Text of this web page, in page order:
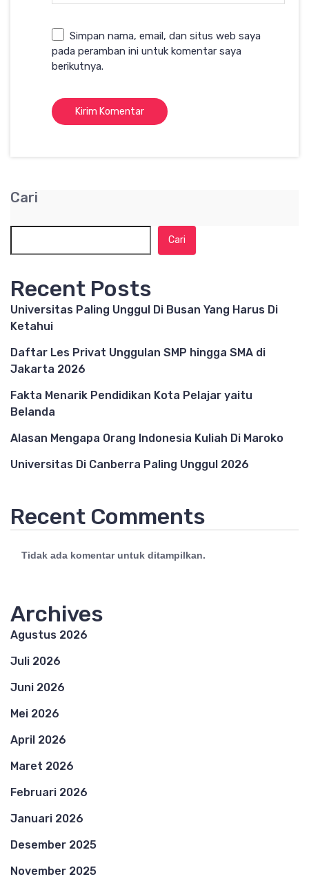
Simpan nama, email, dan situs web saya
pada peramban ini untuk komentar saya
berikutnya.
Cari
Cari
Recent Posts
Universitas Paling Unggul Di Busan Yang Harus Di
Ketahui
Daftar Les Privat Unggulan SMP hingga SMA di
Jakarta 2026
Fakta Menarik Pendidikan Kota Pelajar yaitu
Belanda
Alasan Mengapa Orang Indonesia Kuliah Di Maroko
Universitas Di Canberra Paling Unggul 2026
Recent Comments
Tidak ada komentar untuk ditampilkan.
Archives
Agustus 2026
Juli 2026
Juni 2026
Mei 2026
April 2026
Maret 2026
Februari 2026
Januari 2026
Desember 2025
November 2025